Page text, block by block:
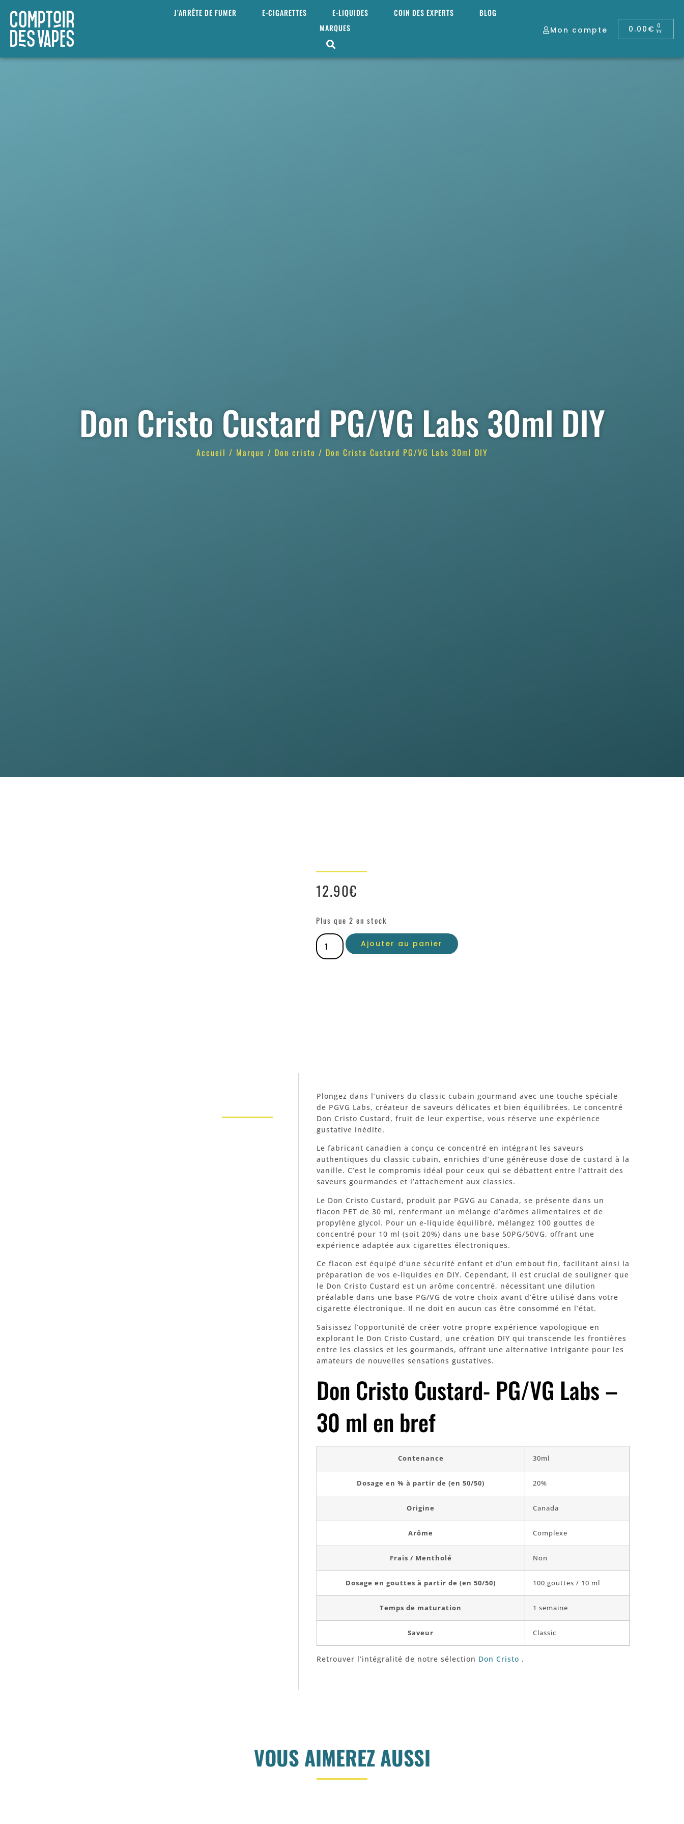
J’ARRÊTE DE FUMER E-CIGARETTES E-LIQUIDES COIN DES EXPERTS
BLOG
MARQUES
Mon compte 0.00 € 0
Don Cristo Custard PG/VG Labs 30ml DIY
Accueil / Marque / Don cristo / Don Cristo Custard PG/VG Labs 30ml DIY
12.90€
Plus que 2 en stock
Ajouter au panier
Plongez dans l’univers du classic cubain gourmand avec une touche spéciale
de PGVG Labs, créateur de saveurs délicates et bien équilibrées. Le concentré
Don Cristo Custard, fruit de leur expertise, vous réserve une expérience
gustative inédite.
Le fabricant canadien a conçu ce concentré en intégrant les saveurs
authentiques du classic cubain, enrichies d’une généreuse dose de custard à la
vanille. C’est le compromis idéal pour ceux qui se débattent entre l’attrait des
saveurs gourmandes et l’attachement aux classics.
Le Don Cristo Custard, produit par PGVG au Canada, se présente dans un
flacon PET de 30 ml, renfermant un mélange d’arômes alimentaires et de
propylène glycol. Pour un e-liquide équilibré, mélangez 100 gouttes de
concentré pour 10 ml (soit 20%) dans une base 50PG/50VG, offrant une
expérience adaptée aux cigarettes électroniques.
Ce flacon est équipé d’une sécurité enfant et d’un embout fin, facilitant ainsi la
préparation de vos e-liquides en DIY. Cependant, il est crucial de souligner que
le Don Cristo Custard est un arôme concentré, nécessitant une dilution
préalable dans une base PG/VG de votre choix avant d’être utilisé dans votre
cigarette électronique. Il ne doit en aucun cas être consommé en l’état.
Saisissez l’opportunité de créer votre propre expérience vapologique en
explorant le Don Cristo Custard, une création DIY qui transcende les frontières
entre les classics et les gourmands, offrant une alternative intrigante pour les
amateurs de nouvelles sensations gustatives.
Don Cristo Custard- PG/VG Labs –
30 ml en bref
Contenance 30ml
Dosage en % à partir de (en 50/50) 20%
Origine Canada
Arôme Complexe
Frais / Mentholé Non
Dosage en gouttes à partir de (en 50/50) 100 gouttes / 10 ml
Temps de maturation 1 semaine
Saveur Classic
Retrouver l’intégralité de notre sélection Don Cristo .
VOUS AIMEREZ AUSSI